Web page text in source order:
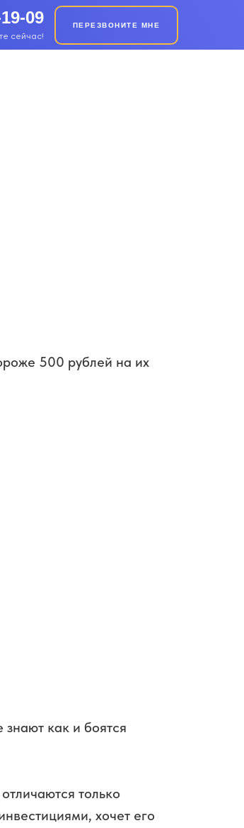
09 ПЕРЕЗВОНИТЕ МНЕ
сейчас!
500 рублей на их
как и боятся
только
хочет его